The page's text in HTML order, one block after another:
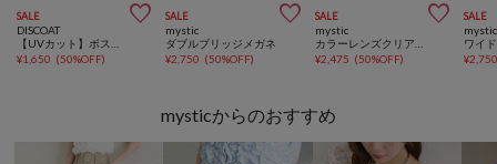
SALE 
DISCOAT
¥1,650 (50%OFF)
SALE 
mystic
ダブルブリッジメガネ
¥2,750 (50%OFF)
SALE 
mystic
¥2,475 (50%OFF)
SALE
mystic
¥
mysticからのおすすめ